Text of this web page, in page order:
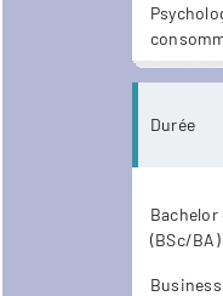
des
du
Durée
(BSc/BA)